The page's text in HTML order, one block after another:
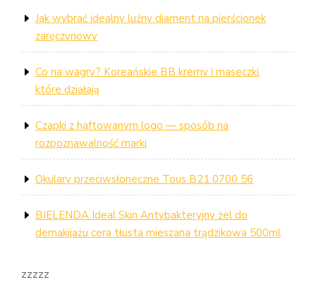
Jak wybrać idealny luźny diament na pierścionek
zaręczynowy
Co na wagry? Koreańskie BB kremy i maseczki,
które działają
Czapki z haftowanym logo — sposób na
rozpoznawalność marki
Okulary przeciwsłoneczne Tous B21 0700 56
BIELENDA Ideal Skin Antybakteryjny żel do
demakijażu cera tłusta mieszana trądzikowa 500ml
zzzzz